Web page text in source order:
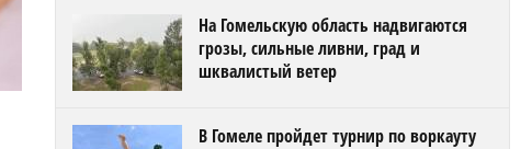
На Гомельскую область надвигаются
грозы, сильные ливни, град и
шквалистый ветер
В Гомеле пройдет турнир по воркауту